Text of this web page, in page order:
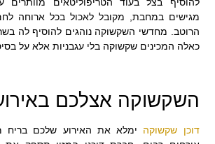
להוסיף בצל בעוד הטריפוליטאים
מגישים במחבת, מקובל לאכול בכל ארוחה
הרוטב. מחדשי השקשוקה נוהגים להוסיף לה בשר,
כאלה המכינים שקשוקה בלי עגבניות אלא על
השקשוקה אצלכם
דוכן שקשוקה ימלא את האירוע שלכם בריח